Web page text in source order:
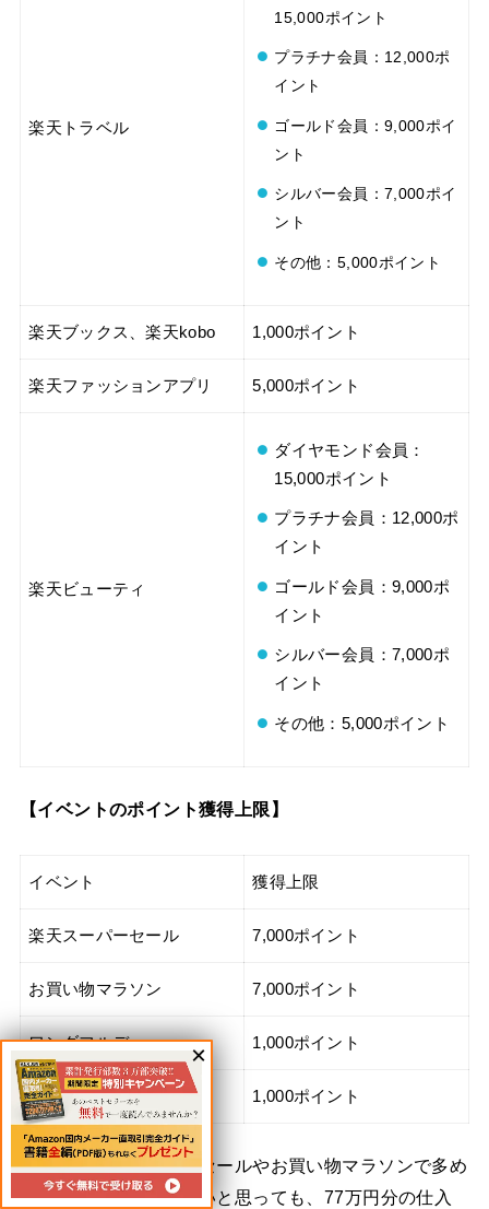
楽天トラベル
15,000ポイント
プラチナ会員：12,000ポ
イント
ゴールド会員：9,000ポイ
ント
シルバー会員：7,000ポイ
ント
その他：5,000ポイント
楽天ブックス、楽天kobo 1,000ポイント
楽天ファッションアプリ 5,000ポイント
楽天ビューティ
ダイヤモンド会員：
15,000ポイント
プラチナ会員：12,000ポ
イント
ゴールド会員：9,000ポ
イント
シルバー会員：7,000ポ
イント
その他：5,000ポイント
【イベントのポイント獲得上限】
イベント 獲得上限
楽天スーパーセール 7,000ポイント
お買い物マラソン 7,000ポイント
ワンダフルデー 1,000ポイント
楽天一番感謝デー 1,000ポイント
例えば、楽天スーパーセールやお買い物マラソンで多め
にポイントをもらいたいと思っても、77万円分の仕入